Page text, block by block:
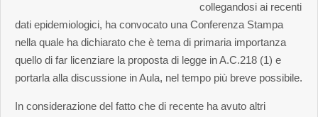
collegandosi ai recenti
dati epidemiologici, ha convocato una Conferenza Stampa
nella quale ha dichiarato che è tema di primaria importanza
quello di far licenziare la proposta di legge in A.C.218 (1) e
portarla alla discussione in Aula, nel tempo più breve possibile.
In considerazione del fatto che di recente ha avuto altri